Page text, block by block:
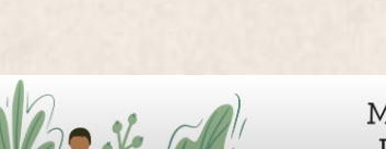
Knjige u pripremi
Ani Erno